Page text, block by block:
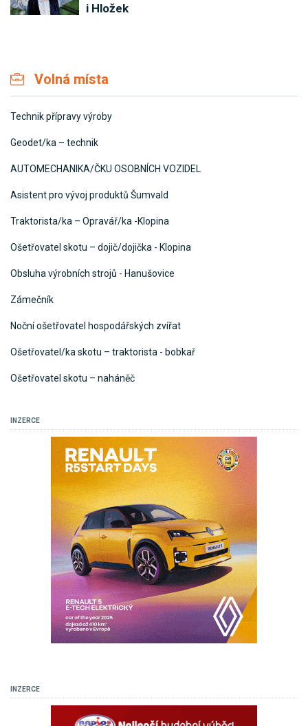
i Hložek
Volná místa
Technik přípravy výroby
Geodet/ka – technik
AUTOMECHANIKA/ČKU OSOBNÍCH VOZIDEL
Asistent pro vývoj produktů Šumvald
Traktorista/ka – Opravář/ka -Klopina
Ošetřovatel skotu – dojič/dojička - Klopina
Obsluha výrobních strojů - Hanušovice
Zámečník
Noční ošetřovatel hospodářských zvířat
Ošetřovatel/ka skotu – traktorista - bobkař
Ošetřovatel skotu – naháněč
INZERCE
INZERCE